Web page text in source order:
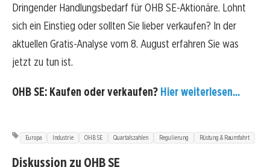
Dringender Handlungsbedarf für OHB SE-Aktionäre. Lohnt
sich ein Einstieg oder sollten Sie lieber verkaufen? In der
aktuellen Gratis-Analyse vom 8. August erfahren Sie was
jetzt zu tun ist.
OHB SE: Kaufen oder verkaufen? Hier weiterlesen...
Europa Industrie OHB SE Quartalszahlen Regulierung Rüstung & Raumfahrt
Diskussion zu OHB SE